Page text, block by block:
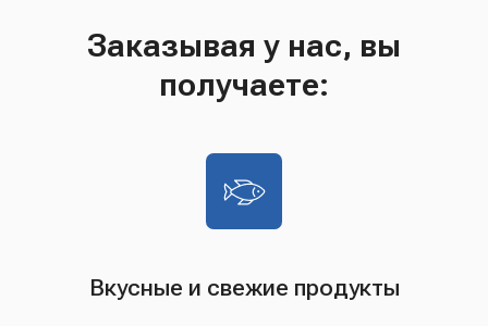
Заказывая у нас, вы
получаете:
Вкусные и свежие продукты